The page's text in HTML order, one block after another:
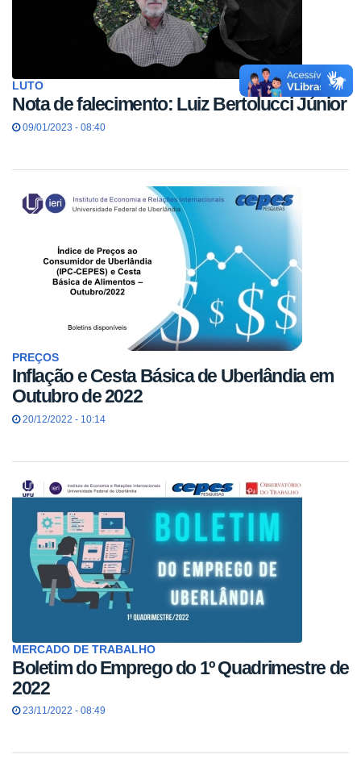
LUTO
Nota de falecimento: Luiz Bertolucci Júnior
09/01/2023 - 08:40
PREÇOS
Inflação e Cesta Básica de Uberlândia em
Outubro de 2022
20/12/2022 - 10:14
MERCADO DE TRABALHO
Boletim do Emprego do 1º Quadrimestre de
2022
23/11/2022 - 08:49